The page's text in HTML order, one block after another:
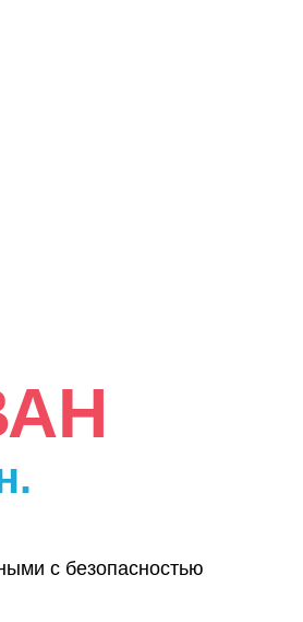
с безопасностью